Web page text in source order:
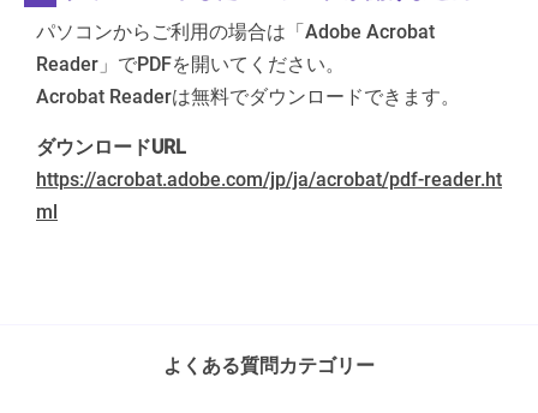
パソコンからご利用の場合は「Adobe Acrobat
Reader」でPDFを開いてください。
Acrobat Readerは無料でダウンロードできます。
ダウンロードURL
https://acrobat.adobe.com/jp/ja/acrobat/pdf-reader.ht
ml
よくある質問カテゴリー